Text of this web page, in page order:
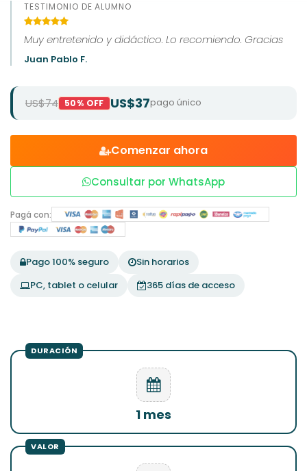
TESTIMONIO DE ALUMNO
Muy entretenido y didáctico. Lo recomiendo. Gracias
Juan Pablo F.
US$74 50% OFF US$37pago único
Comenzar ahora
Consultar por WhatsApp
Pagá con:
Pago 100% seguro
Sin horarios
PC, tablet o celular
365 días de acceso
1 mes